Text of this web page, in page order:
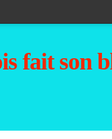
fait son